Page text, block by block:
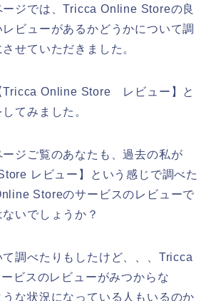
ージでは、Tricca Online Storeの良
ビューがあるかどうかについて調
せていただきました。
Tricca Online Store レビュー】と
てみました。
ジご覧のあなたも、過去の私が
レビュー】という感じで調べた
Storeのサービスのレビューで
いでしょうか？
調べたりもしたけど、、、Tricca
ビスのレビューがみつからな
な状況になっている人もいるのか